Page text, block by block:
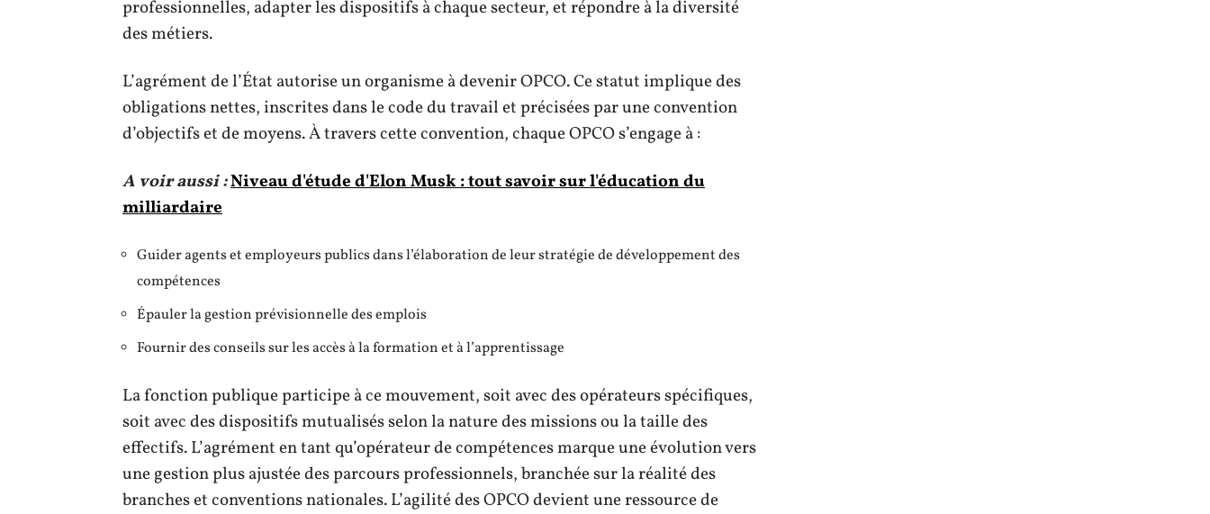
professionnelles, adapter les dispositifs à chaque secteur, et répondre à la diversité
des métiers.
L’agrément de l’État autorise un organisme à devenir OPCO. Ce statut implique des
obligations nettes, inscrites dans le code du travail et précisées par une convention
d’objectifs et de moyens. À travers cette convention, chaque OPCO s’engage à :
A voir aussi :Niveau d'étude d'Elon Musk : tout savoir sur l'éducation du
milliardaire
Guider agents et employeurs publics dans l’élaboration de leur stratégie de développement des
compétences
Épauler la gestion prévisionnelle des emplois
Fournir des conseils sur les accès à la formation et à l’apprentissage
La fonction publique participe à ce mouvement, soit avec des opérateurs spécifiques,
soit avec des dispositifs mutualisés selon la nature des missions ou la taille des
effectifs. L’agrément en tant qu’opérateur de compétences marque une évolution vers
une gestion plus ajustée des parcours professionnels, branchée sur la réalité des
branches et conventions nationales. L’agilité des OPCO devient une ressource de